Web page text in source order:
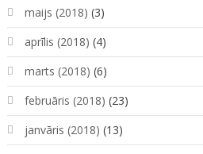
maijs (2018) (3)
aprīlis (2018) (4)
marts (2018) (6)
februāris (2018) (23)
janvāris (2018) (13)